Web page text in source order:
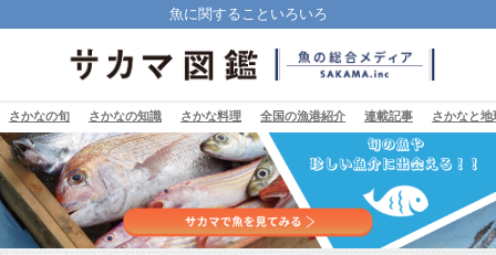
魚に関することいろいろ
さかなの旬 さかなの知識 さかな料理 全国の漁港紹介 連載記事 さかなと地